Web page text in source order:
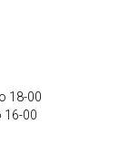
18-00
16-00